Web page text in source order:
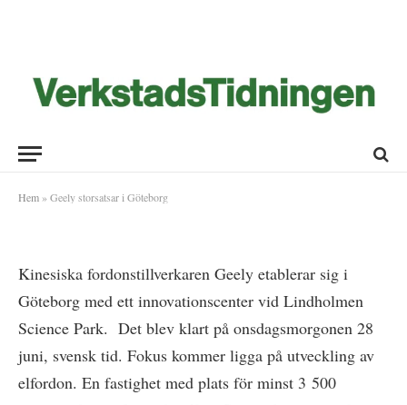
Hem » Geely storsatsar i Göteborg
Geely storsatsar i Göteborg
Kinesiska fordonstillverkaren Geely etablerar sig i
Göteborg med ett innovationscenter vid Lindholmen
Science Park. Det blev klart på onsdagsmorgonen 28
juni, svensk tid. Fokus kommer ligga på utveckling av
elfordon. En fastighet med plats för minst 3 500